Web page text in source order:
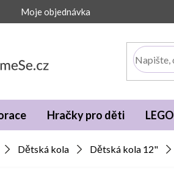
Moje objednávka
Hračky pro děti LEGO
Dětská kola Dětská kola 12"